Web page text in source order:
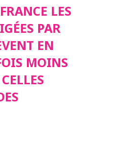
LÈVENT
2,5 FOIS
DIRIGÉES
LES
PAR
EN
MOINS